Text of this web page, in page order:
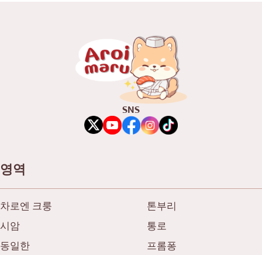
SNS
영역
차로엔 크룽
톤부리
시암
통로
동일한
프롬퐁